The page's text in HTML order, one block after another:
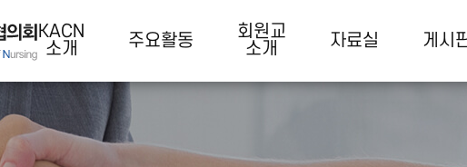
KACN
소개
주요활동
회원교
소개
자료실 게시